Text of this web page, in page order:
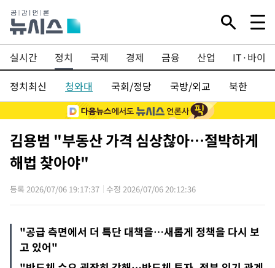
실시간 정치 국제 경제 금융 산업
IT·바이오
정치최신
청와대 국회/정당 국방/외교 북한
김용범 "부동산 가격 심상찮아…절박하게
해법 찾아야"
등록 2026/07/06 19:17:37 수정 2026/07/06 20:12:36
"공급 측면에서 더 특단 대책을…새롭게 정책을 다시 보
고 있어"